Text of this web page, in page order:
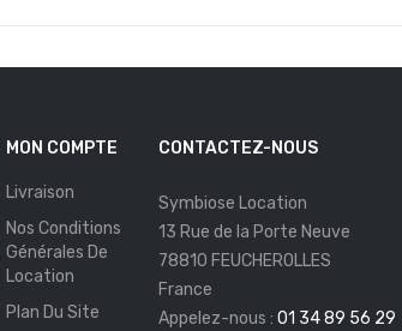
MON COMPTE
Livraison
Nos Conditions
Générales De
Location
Plan Du Site
CONTACTEZ-NOUS
Symbiose Location
13 Rue de la Porte Neuve
78810 FEUCHEROLLES
France
Appelez-nous : 01 34 89 56 29